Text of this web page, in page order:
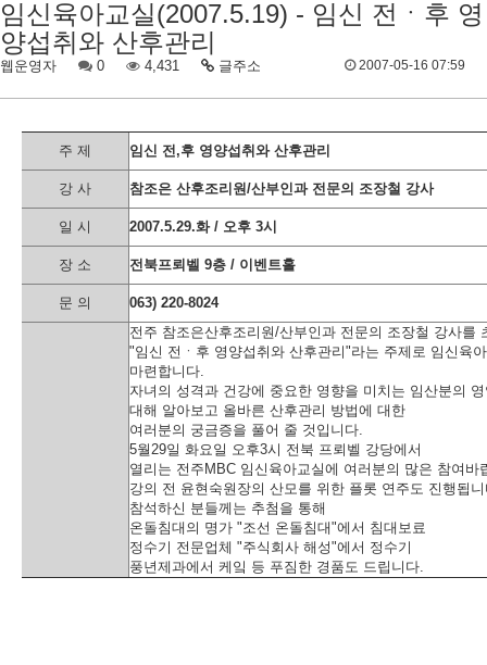
임신육아교실(2007.5.19) - 임신 전ㆍ후 영
양섭취와 산후관리
웹운영자 0 4,431 글주소 2007-05-16 07:59
주 제 임신 전,후 영양섭취와 산후관리
강 사 참조은 산후조리원/산부인과 전문의 조장철 강사
일 시 2007.5.29.화 / 오후 3시
장 소 전북프뢰벨 9층 / 이벤트홀
문 의
063) 220-8024
전주 참조은산후조리원/산부인과 전문의 조장철 강사를
"임신 전ㆍ후 영양섭취와 산후관리"라는 주제로 임신육
마련합니다.
자녀의 성격과 건강에 중요한 영향을 미치는 임산분의
대해 알아보고 올바른 산후관리 방법에 대한
여러분의 궁금증을 풀어 줄 것입니다.
5월29일 화요일 오후3시 전북 프뢰벨 강당에서
열리는 전주MBC 임신육아교실에 여러분의 많은 참여바
강의 전 윤현숙원장의 산모를 위한 플롯 연주도 진행됩
참석하신 분들께는 추첨을 통해
온돌침대의 명가 "조선 온돌침대"에서 침대보료
정수기 전문업체 "주식회사 해성"에서 정수기
풍년제과에서 케잌 등 푸짐한 경품도 드립니다.